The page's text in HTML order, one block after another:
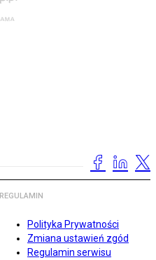
REGULAMIN
Polityka Prywatności
Zmiana ustawień zgód
Regulamin serwisu